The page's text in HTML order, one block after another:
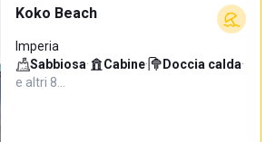
Koko Beach
Imperia
Sabbiosa· Cabine· Doccia calda·
e altri 8…